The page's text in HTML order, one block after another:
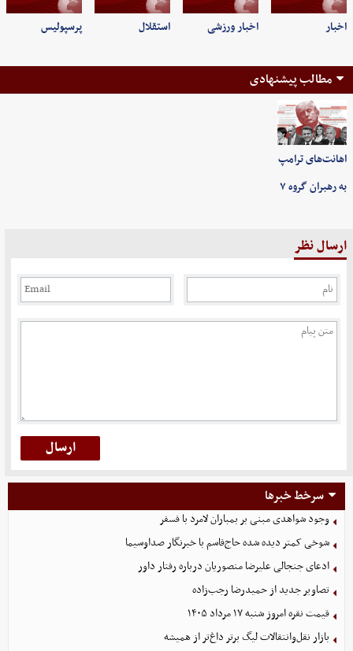
اخبار اخبار ورزشی استقلال پرسپولیس
مطالب پیشنهادی
اهانت‌های ترامپ
به رهبران گروه ۷
ارسال نظر
سرخط خبرها
وجود شواهدی مبنی بر بمباران لامرد با فسفر
شوخی کمتر دیده شده حاج‌قاسم با خبرنگار صداوسیما
ادعای جنجالی علیرضا منصوریان درباره رفتار داور
تصاویر جدید از حمیدرضا رجب‌زاده
قیمت نقره امروز شنبه ۱۷ مرداد ۱۴۰۵
بازار نقل‌وانتقالات لیگ برتر داغ‌تر از همیشه